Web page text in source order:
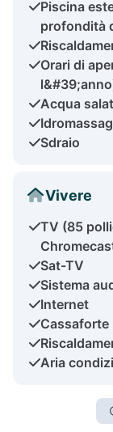
Piscina
profondità
Orari di
Acqua
Sdraio
Vivere
TV (85
Sat-TV
Sistema
Internet
Cassaforte
Aria